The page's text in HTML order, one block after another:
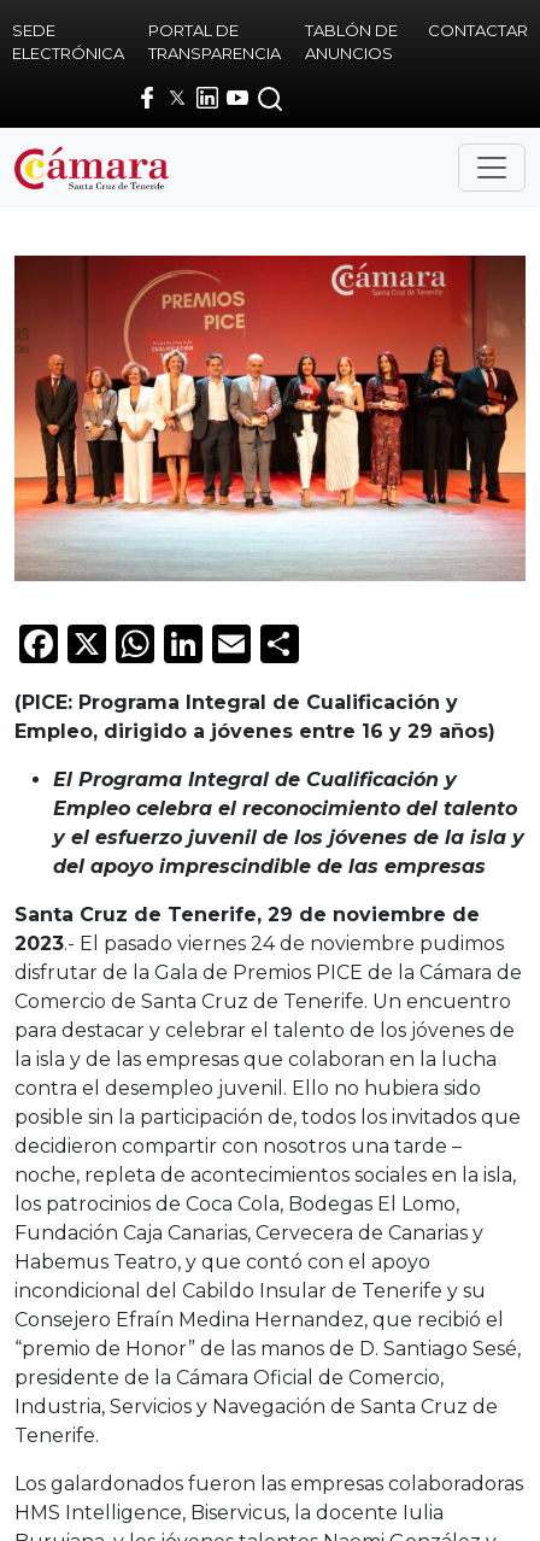
SEDE
ELECTRÓNICA
PORTAL DE
TRANSPARENCIA
TABLÓN DE
ANUNCIOS
CONTACTAR
Facebook
X WhatsApp
LinkedIn
Email
(PICE: Programa Integral de Cualificación y
Empleo, dirigido a jóvenes entre 16 y 29 años)
El Programa Integral de Cualificación y
Empleo celebra el reconocimiento del talento
y el esfuerzo juvenil de los jóvenes de la isla y
del apoyo imprescindible de las empresas
Santa Cruz de Tenerife, 29 de noviembre de
2023.- El pasado viernes 24 de noviembre pudimos
disfrutar de la Gala de Premios PICE de la Cámara de
Comercio de Santa Cruz de Tenerife. Un encuentro
para destacar y celebrar el talento de los jóvenes de
la isla y de las empresas que colaboran en la lucha
contra el desempleo juvenil. Ello no hubiera sido
posible sin la participación de, todos los invitados que
decidieron compartir con nosotros una tarde –
noche, repleta de acontecimientos sociales en la isla,
los patrocinios de Coca Cola, Bodegas El Lomo,
Fundación Caja Canarias, Cervecera de Canarias y
Habemus Teatro, y que contó con el apoyo
incondicional del Cabildo Insular de Tenerife y su
Consejero Efraín Medina Hernandez, que recibió el
“premio de Honor” de las manos de D. Santiago Sesé,
presidente de la Cámara Oficial de Comercio,
Industria, Servicios y Navegación de Santa Cruz de
Tenerife.
Los galardonados fueron las empresas colaboradoras
HMS Intelligence, Biservicus, la docente Iulia